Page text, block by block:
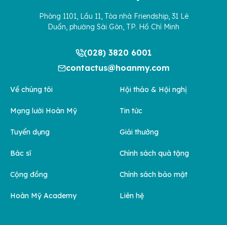
Phòng 1101, Lầu 11, Tòa nhà Friendship, 31 Lê
Duẩn, phường Sài Gòn, TP. Hồ Chí Minh
(028) 3820 6001
contactus@hoanmy.com
Về chúng tôi
Mạng lưới Hoàn Mỹ
Tuyển dụng
Bác sĩ
Cộng đồng
Hoàn Mỹ Academy
Hội thảo & Hội nghị
Tin tức
Giải thưởng
Chính sách quà tặng
Chính sách bảo mật
Liên hệ